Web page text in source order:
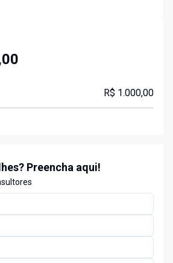
R$ 1.000,00
Preencha aqui!